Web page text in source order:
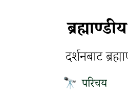
दर्शनबाट
🔭 परिचय